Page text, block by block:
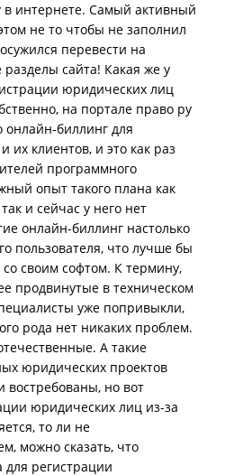
в интернете. Самый активный
не то чтобы не заполнил
перевести на
сайта! Какая же у
юридических лиц
на портале право ру
онлайн-биллинг для
клиентов, и это как раз
программного
опыт такого плана как
и сейчас у него нет
онлайн-биллинг настолько
пользователя, что лучше бы
своим софтом. К термину,
продвинутые в техническом
уже попривыкли,
рода нет никаких проблем.
А такие
юридических проектов
востребованы, но вот
юридических лиц из-за
то ли не
можно сказать, что
регистрации